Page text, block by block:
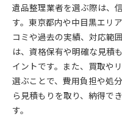
信頼できる遺品整理
信頼できる遺品
口コミや評判を
遺品整理士の資
目黒区で安心で
遺品整理業者と
遺品整理業者を選ぶ際は、
す。東京都内や中目黒エリ
コミや過去の実績、対応範
は、資格保有や明確な見積
イントです。また、買取や
選ぶことで、費用負担や処
ら見積もりを取り、納得で
す。